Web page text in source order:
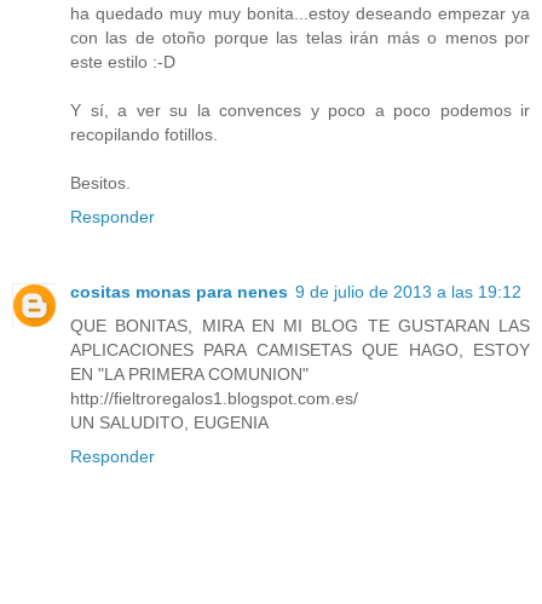
ha quedado muy muy bonita...estoy deseando empezar ya
con las de otoño porque las telas irán más o menos por
este estilo :-D
Y sí, a ver su la convences y poco a poco podemos ir
recopilando fotillos.
Besitos.
Responder
cositas monas para nenes 9 de julio de 2013 a las 19:12
QUE BONITAS, MIRA EN MI BLOG TE GUSTARAN LAS
APLICACIONES PARA CAMISETAS QUE HAGO, ESTOY
EN "LA PRIMERA COMUNION"
http://fieltroregalos1.blogspot.com.es/
UN SALUDITO, EUGENIA
Responder